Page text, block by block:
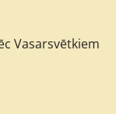
Vasarsvētkiem